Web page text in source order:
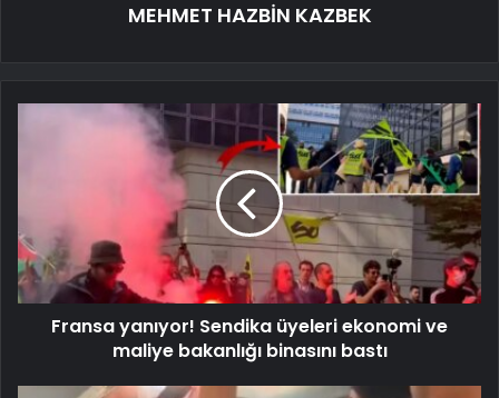
MEHMET HAZBİN KAZBEK
Fransa yanıyor! Sendika üyeleri ekonomi ve
maliye bakanlığı binasını bastı